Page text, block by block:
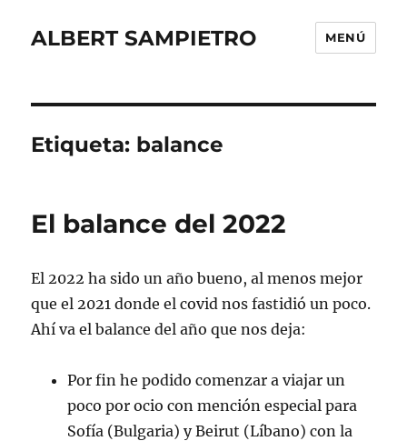
ALBERT SAMPIETRO MENÚ
Etiqueta: balance
El balance del 2022
El 2022 ha sido un año bueno, al menos mejor
que el 2021 donde el covid nos fastidió un poco.
Ahí va el balance del año que nos deja:
Por fin he podido comenzar a viajar un
poco por ocio con mención especial para
Sofía (Bulgaria) y Beirut (Líbano) con la